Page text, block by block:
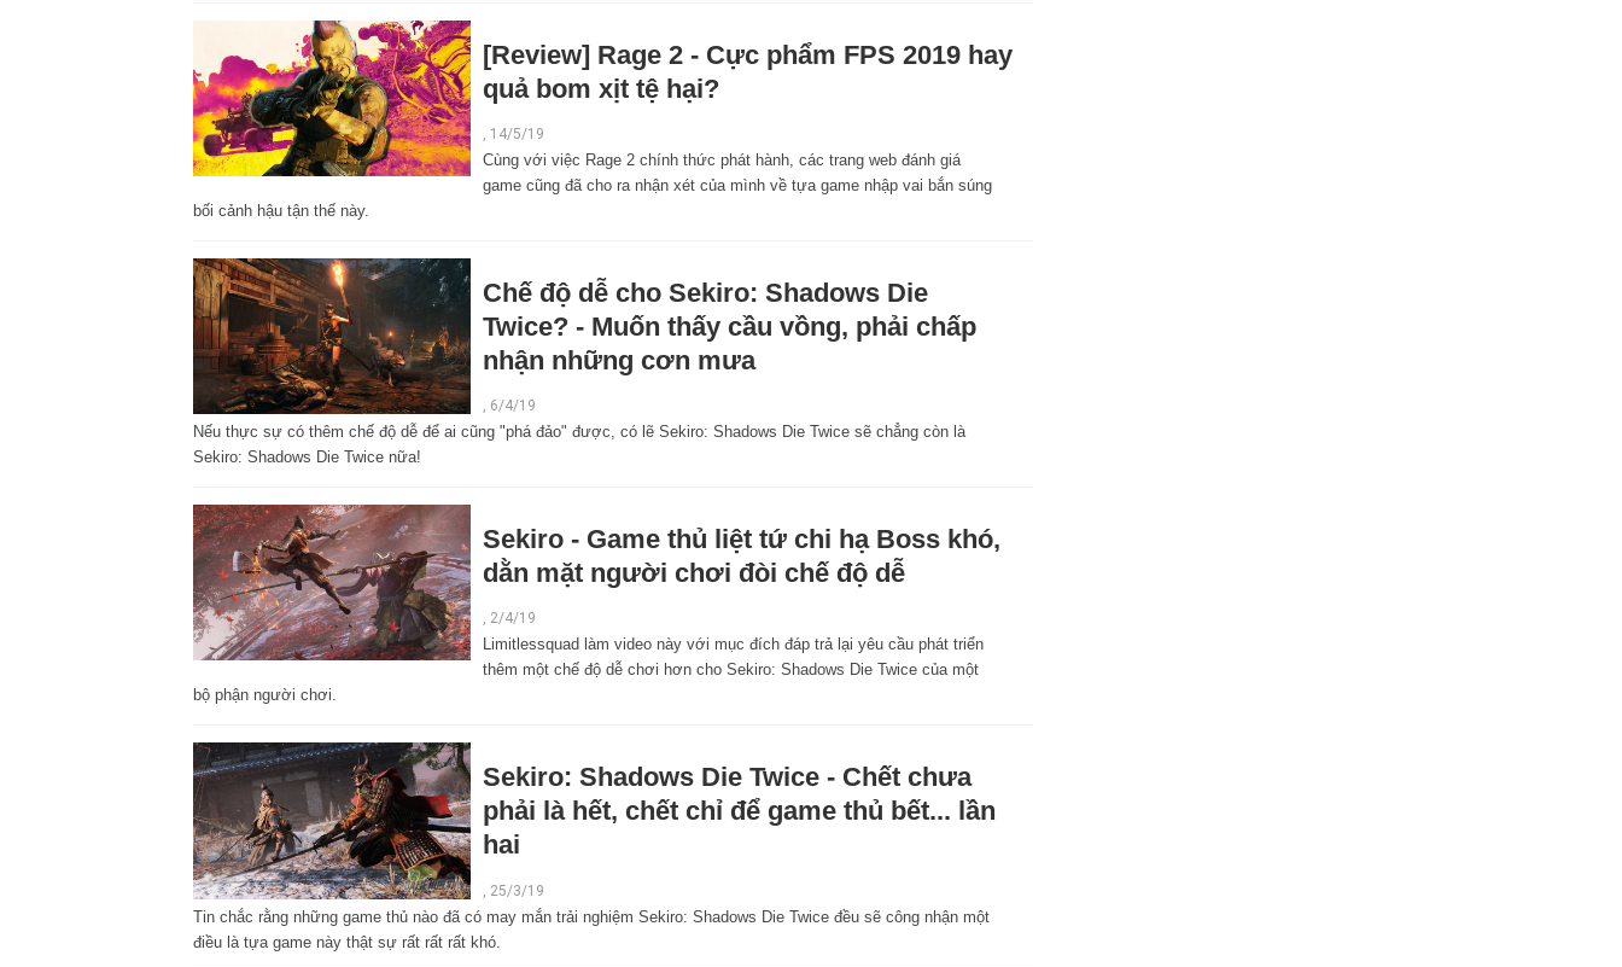
[Review] Rage 2 - Cực phẩm FPS 2019 hay
quả bom xịt tệ hại?
, 14/5/19
Cùng với việc Rage 2 chính thức phát hành, các trang web đánh giá
game cũng đã cho ra nhận xét của mình về tựa game nhập vai bắn súng
bối cảnh hậu tận thế này.
Chế độ dễ cho Sekiro: Shadows Die
Twice? - Muốn thấy cầu vồng, phải chấp
nhận những cơn mưa
, 6/4/19
Nếu thực sự có thêm chế độ dễ để ai cũng "phá đảo" được, có lẽ Sekiro: Shadows Die Twice sẽ chẳng còn là
Sekiro: Shadows Die Twice nữa!
Sekiro - Game thủ liệt tứ chi hạ Boss khó,
dằn mặt người chơi đòi chế độ dễ
, 2/4/19
Limitlessquad làm video này với mục đích đáp trả lại yêu cầu phát triển
thêm một chế độ dễ chơi hơn cho Sekiro: Shadows Die Twice của một
bộ phận người chơi.
Sekiro: Shadows Die Twice - Chết chưa
phải là hết, chết chỉ để game thủ bết... lần
hai
25/3/19
Tin chắc rằng những game thủ nào đã có may mắn trải nghiệm Sekiro: Shadows Die Twice đều sẽ công nhận một
điều là tựa game này thật sự rất rất rất khó.